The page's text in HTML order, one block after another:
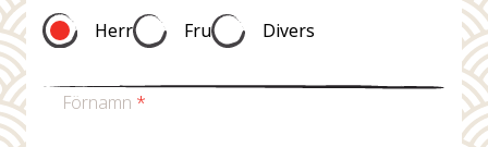
Herr Fru Divers
Förnamn *